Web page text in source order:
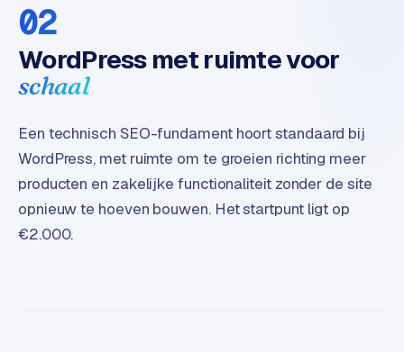
i
l
m
u
l
i
-
s
o
r
02
WordPress met ruimte voor
schaal
Een technisch SEO-fundament hoort standaard bij
WordPress, met ruimte om te groeien richting meer
producten en zakelijke functionaliteit zonder de site
opnieuw te hoeven bouwen. Het startpunt ligt op
€2.000.